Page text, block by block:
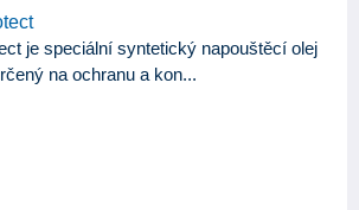
je speciální syntetický napouštěcí olej
na ochranu a kon...